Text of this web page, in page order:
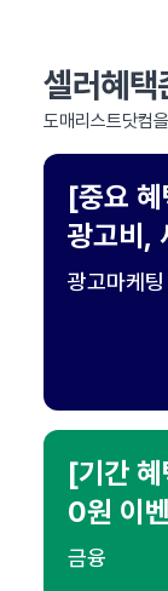
셀러혜택
도매리스트닷컴
[중요
광고비,
광고마케팅
[기간
0원 이
금융